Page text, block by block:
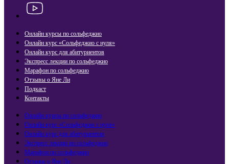
Онлайн курсы по сольфеджио
Онлайн курс «Сольфеджио с нуля»
Онлайн курс для абитуриентов
Экспресс лекции по сольфеджио​
Марафон по сольфеджио
Отзывы о Яне Ли
Подкаст
Контакты
Онлайн курсы по сольфеджио
Онлайн курс «Сольфеджио с нуля»
Онлайн курс для абитуриентов
Экспресс лекции по сольфеджио​
Марафон по сольфеджио
Отзывы о Яне Ли